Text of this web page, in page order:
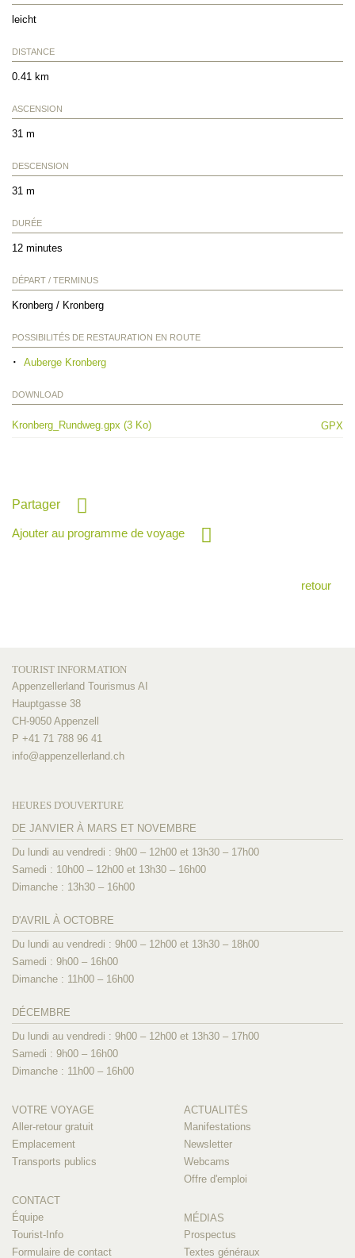
leicht
DISTANCE
0.41 km
ASCENSION
31 m
DESCENSION
31 m
DURÉE
12 minutes
DÉPART / TERMINUS
Kronberg / Kronberg
POSSIBILITÉS DE RESTAURATION EN ROUTE
Auberge Kronberg
DOWNLOAD
Kronberg_Rundweg.gpx (3 Ko) GPX
Partager
Ajouter au programme de voyage
retour
TOURIST INFORMATION
Appenzellerland Tourismus AI
Hauptgasse 38
CH-9050 Appenzell
P +41 71 788 96 41
info@appenzellerland.ch
HEURES D'OUVERTURE
DE JANVIER À MARS ET NOVEMBRE
Du lundi au vendredi : 9h00 – 12h00 et 13h30 – 17h00
Samedi : 10h00 – 12h00 et 13h30 – 16h00
Dimanche : 13h30 – 16h00
D'AVRIL À OCTOBRE
Du lundi au vendredi : 9h00 – 12h00 et 13h30 – 18h00
Samedi : 9h00 – 16h00
Dimanche : 11h00 – 16h00
DÉCEMBRE
Du lundi au vendredi : 9h00 – 12h00 et 13h30 – 17h00
Samedi : 9h00 – 16h00
Dimanche : 11h00 – 16h00
VOTRE VOYAGE
Aller-retour gratuit
Emplacement
Transports publics
CONTACT
Équipe
Tourist-Info
Formulaire de contact
ACTUALITÉS
Manifestations
Newsletter
Webcams
Offre d'emploi
MÉDIAS
Prospectus
Textes généraux